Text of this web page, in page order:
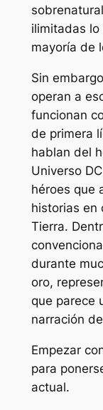
ilimitadas lo
mayoría de
Sin
operan a
funcionan
de primera
hablan del
Universo
héroes que
historias en
Tierra.
durante
oro,
que parece
narración
Empezar
para
actual.